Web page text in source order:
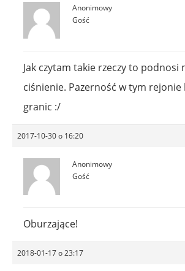
Anonimowy
Gość
Jak czytam takie rzeczy to podnosi
ciśnienie. Pazerność w tym rejonie
granic :/
2017-10-30 o 16:20
Anonimowy
Gość
Oburzające!
2018-01-17 o 23:17